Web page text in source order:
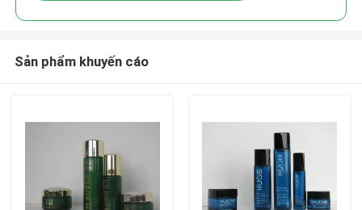
Sản phẩm khuyến cáo